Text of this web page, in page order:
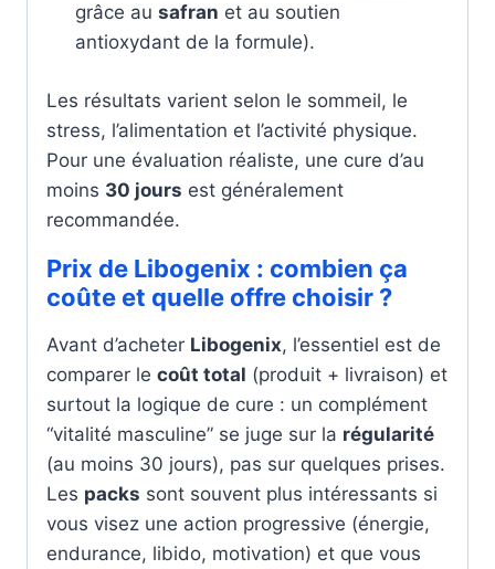
grâce au safran et au soutien
antioxydant de la formule).
Les résultats varient selon le sommeil, le
stress, l’alimentation et l’activité physique.
Pour une évaluation réaliste, une cure d’au
moins 30 jours est généralement
recommandée.
Prix de Libogenix : combien ça
coûte et quelle offre choisir ?
Avant d’acheter Libogenix, l’essentiel est de
comparer le coût total (produit + livraison) et
surtout la logique de cure : un complément
“vitalité masculine” se juge sur la régularité
(au moins 30 jours), pas sur quelques prises.
Les packs sont souvent plus intéressants si
vous visez une action progressive (énergie,
endurance, libido, motivation) et que vous